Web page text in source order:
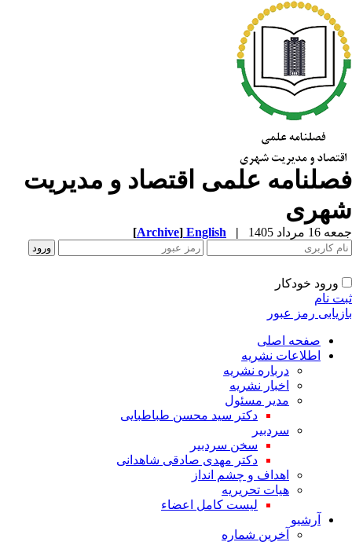
علمی اقتصاد و مدیریت
مرداد 1405 |
English
[Archive]
ورود خودکار
نام
رمز عبور
صفحه اصلی
اطلاعات نشریه
درباره نشریه
اخبار نشریه
مدیر مسئول
دکتر سید محسن طباطبایی
سردبیر
سخن سردبیر
دکتر مهدی صادقی شاهدانی
اهداف و چشم انداز
هیات تحریریه
لیست کامل اعضاء
آرشیو
آخرین شماره